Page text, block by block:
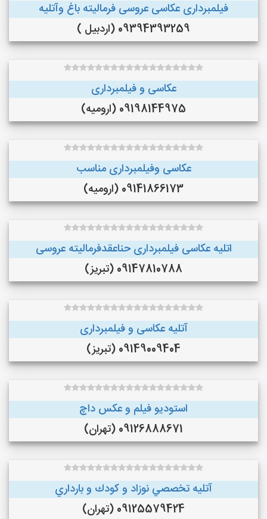
فیلمبرداری عکاسی عروسی فرمالیته باغ وآتلیه
09394393259 (اردبیل )
عکاسی و فیلمبرداری
09198144975 (ارومیه)
عکاسی وفیلمبرداری مناسب
09141866173 (ارومیه)
اتلیه عکاسی فیلمبرداری حناعقدفرمالیته عروسی
09147810788 (تبریز)
آتلیه عکاسی و فیلمبرداری
09149009404 (تبریز)
استودیو فیلم و عکس داچ
09126888671 (تهران)
آتليه تخصصي نوزاد و كودك و بارداري
09125579424 (تهران)